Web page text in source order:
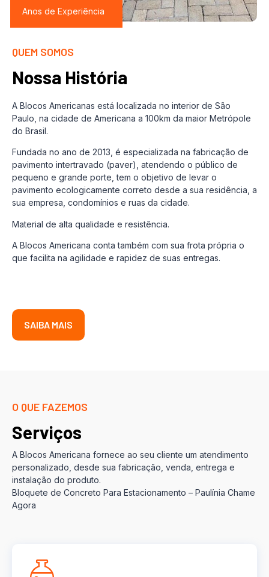
QUEM SOMOS
Nossa História
A Blocos Americanas está localizada no interior de São
Paulo, na cidade de Americana a 100km da maior Metrópole
do Brasil.
Fundada no ano de 2013, é especializada na fabricação de
pavimento intertravado (paver), atendendo o público de
pequeno e grande porte, tem o objetivo de levar o
pavimento ecologicamente correto desde a sua residência, a
sua empresa, condomínios e ruas da cidade.
Material de alta qualidade e resistência.
A Blocos Americana conta também com sua frota própria o
que facilita na agilidade e rapidez de suas entregas.
SAIBA MAIS
Anos de Experiência
O QUE FAZEMOS
Serviços
A Blocos Americana fornece ao seu cliente um atendimento
personalizado, desde sua fabricação, venda, entrega e
instalação do produto.
Bloquete de Concreto Para Estacionamento – Paulínia Chame
Agora